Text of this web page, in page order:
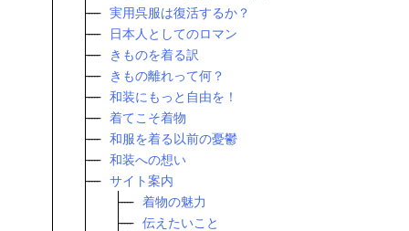
実用呉服は復活するか？
日本人としてのロマン
きものを着る訳
きもの離れって何？
和装にもっと自由を！
着てこそ着物
和服を着る以前の憂鬱
和装への想い
サイト案内
着物の魅力
伝えたいこと